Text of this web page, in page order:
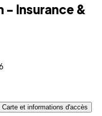
- Insurance &
Carte et informations d'accès